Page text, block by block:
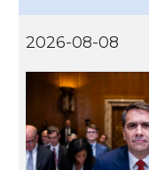
2026-08-08